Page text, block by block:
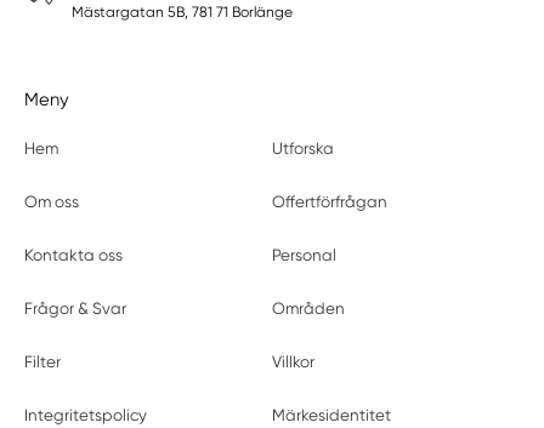
Mästargatan 5B, 781 71 Borlänge
Meny
Hem Utforska
Om oss Offertförfrågan
Kontakta oss Personal
Frågor & Svar Områden
Filter Villkor
Integritetspolicy Märkesidentitet